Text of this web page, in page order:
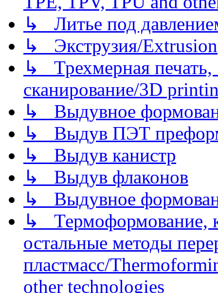
↳ Литье под
↳ Экструзия/Extrusion
↳ Трехмерная
сканирование/3D
↳ Выдувное
↳ Выдув ПЭТ
↳ Выдув канистр
↳ Выдув флаконов
↳ Выдувное
↳ Термоформование,
остальные методы
пластмасс/
other technologies